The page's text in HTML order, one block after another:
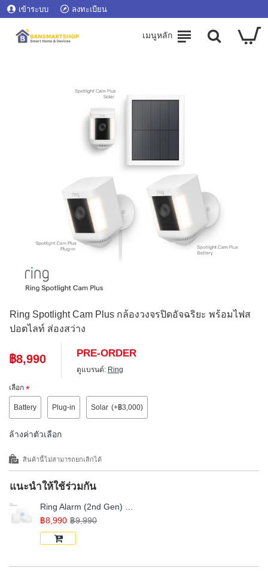
เข้าระบบ ลงทะเบียน
Ring Spotlight Cam Plus กล้องวงจรปิดอัจฉริยะ พร้อมไฟส
ปอตไลท์ ส่องสว่าง
฿8,990 PRE-ORDER
ดูแบรนด์: Ring
เลือก
Battery Plug-in Solar (+฿3,000)
ล้างค่าตัวเลือก
สินค้านี้ไม่สามารถยกเลิกได้
แนะนำให้ใช้ร่วมกัน
฿8,990 ฿9,990